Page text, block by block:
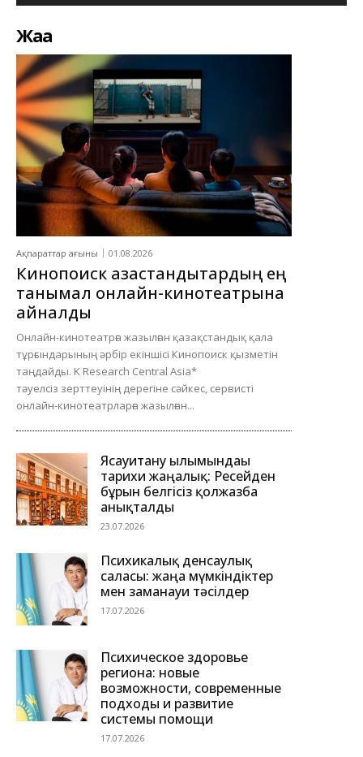
Жаңа
Ақпараттар ағыны 01.08.2026
Кинопоиск қазақстандықтардың ең
танымал онлайн-кинотеатрына
айналды
Онлайн-кинотеатрға жазылған қазақстандық қала
тұрғындарының әрбір екіншісі Кинопоиск қызметін
таңдайды. K Research Central Asia*
тәуелсіз зерттеуінің дерегіне сәйкес, сервисті
онлайн-кинотеатрларға жазылған...
Ясауитану ғылымындағы
тарихи жаңалық: Ресейден
бұрын белгісіз қолжазба
анықталды
23.07.2026
Психикалық денсаулық
саласы: жаңа мүмкіндіктер
мен заманауи тәсілдер
17.07.2026
Психическое здоровье
региона: новые
возможности, современные
подходы и развитие
системы помощи
17.07.2026